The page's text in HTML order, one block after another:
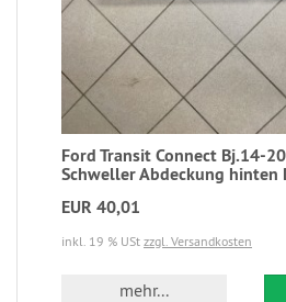
Ford Transit Connect Bj.14-
Schweller Abdeckung hinten
EUR 40,01
inkl. 19 % USt zzgl. Versandkosten
mehr...